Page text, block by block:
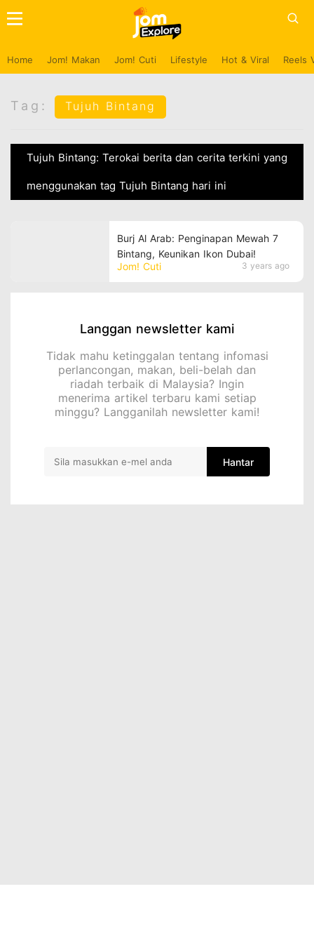
Home Jom! Makan Jom! Cuti Lifestyle Hot & Viral Reels
Tag: Tujuh Bintang
Tujuh Bintang: Terokai berita dan cerita terkini yang
menggunakan tag Tujuh Bintang hari ini
Jom! Cuti 3 years ago
Burj Al Arab: Penginapan Mewah 7
Bintang, Keunikan Ikon Dubai!
Langgan newsletter kami
Tidak mahu ketinggalan tentang infomasi
perlancongan, makan, beli-belah dan
riadah terbaik di Malaysia? Ingin
menerima artikel terbaru kami setiap
minggu? Langganilah newsletter kami!
Hantar